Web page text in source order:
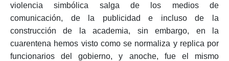
violencia simbólica salga de los medios de
comunicación, de la publicidad e incluso de la
construcción de la academia, sin embargo, en la
cuarentena hemos visto como se normaliza y replica por
funcionarios del gobierno, y anoche, fue el mismo